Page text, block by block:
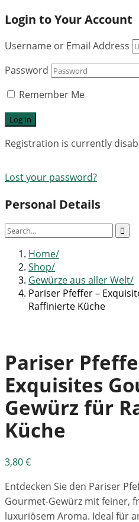
Login to Your Account
Username or Email Address
Password
Remember Me
Registration is currently
Lost your password?
Personal Details
Home
Shop
Gewürze aus aller Welt
Pariser Pfeffer –
Raffinierte Küche
Pariser
Exquisites
Gewürz für
Küche
3,80€
Entdecken Sie den Pariser
Gourmet-Gewürz mit feiner,
luxuriösem Aroma. Ideal für